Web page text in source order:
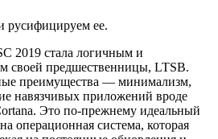
русифицируем ее.
2019 стала логичным и
своей предшественницы, LTSB.
преимущества — минимализм,
навязчивых приложений вроде
Это по-прежнему идеальный
операционная система, которая